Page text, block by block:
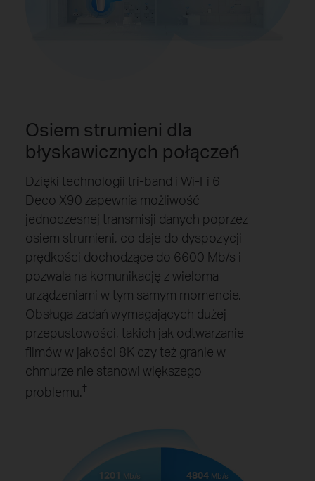
Osiem strumieni dla
błyskawicznych połączeń
Dzięki technologii tri-band i Wi-Fi 6
Deco X90 zapewnia możliwość
jednoczesnej transmisji danych poprzez
osiem strumieni, co daje do dyspozycji
prędkości dochodzące do 6600 Mb/s i
pozwala na komunikację z wieloma
urządzeniami w tym samym momencie.
Obsługa zadań wymagających dużej
przepustowości, takich jak odtwarzanie
filmów w jakości 8K czy też granie w
chmurze nie stanowi większego
problemu.†
1201 Mb/s
4804 Mb/s